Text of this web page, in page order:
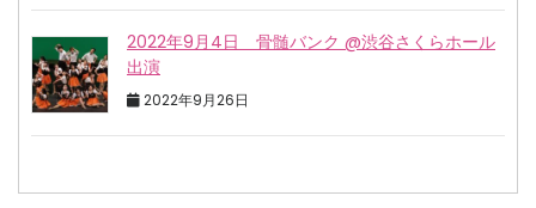
2022年9月4日 骨髄バンク @渋谷さくらホール
出演
2022年9月26日